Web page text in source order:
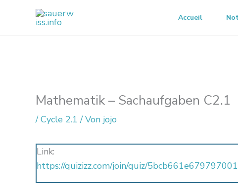
Accueil
Mathematik – Sachaufgaben C2.1
/Cycle 2.1 / Von jojo
Link:
https://quizizz.com/join/quiz/